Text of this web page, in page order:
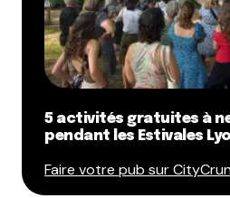
5 activités gratuites à
pendant les Estivales
Faire votre pub sur